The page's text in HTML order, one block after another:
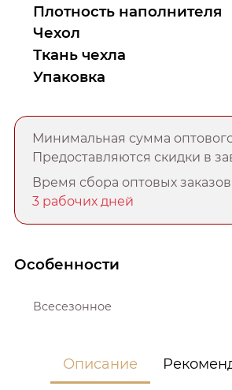
Плотность наполнителя
Чехол
Ткань чехла
Упаковка
Минимальная сумма
Предоставляются скидки в
Время сбора оптовых
3 рабочих дней
Особенности
Всесезонное
Описание